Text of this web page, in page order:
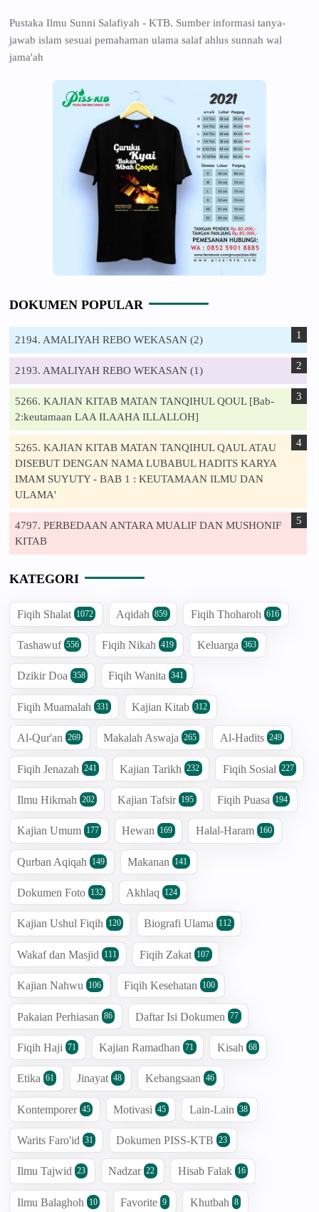
Pustaka Ilmu Sunni Salafiyah - KTB. Sumber informasi tanya-
jawab islam sesuai pemahaman ulama salaf ahlus sunnah wal
jama'ah
DOKUMEN POPULAR
2194. AMALIYAH REBO WEKASAN (2)
2193. AMALIYAH REBO WEKASAN (1)
5266. KAJIAN KITAB MATAN TANQIHUL QOUL [Bab-
2:keutamaan LAA ILAAHA ILLALLOH]
5265. KAJIAN KITAB MATAN TANQIHUL QAUL ATAU
DISEBUT DENGAN NAMA LUBABUL HADITS KARYA
IMAM SUYUTY - BAB 1 : KEUTAMAAN ILMU DAN
ULAMA'
4797. PERBEDAAN ANTARA MUALIF DAN MUSHONIF
KITAB
KATEGORI
Fiqih Shalat 1072 Aqidah 859 Fiqih Thoharoh 616
Tashawuf 556 Fiqih Nikah 419 Keluarga 363
Dzikir Doa 358 Fiqih Wanita 341
Fiqih Muamalah 331 Kajian Kitab 312
Al-Qur'an 269 Makalah Aswaja 265 Al-Hadits 249
Fiqih Jenazah 241 Kajian Tarikh 232 Fiqih Sosial 227
Ilmu Hikmah 202 Kajian Tafsir 195 Fiqih Puasa 194
Kajian Umum 177 Hewan 169 Halal-Haram 160
Qurban Aqiqah 149 Makanan 141
Dokumen Foto 132 Akhlaq 124
Kajian Ushul Fiqih 120 Biografi Ulama 112
Wakaf dan Masjid 111 Fiqih Zakat 107
Kajian Nahwu 106 Fiqih Kesehatan 100
Pakaian Perhiasan 86 Daftar Isi Dokumen 77
Fiqih Haji 71 Kajian Ramadhan 71 Kisah 68
Etika 61 Jinayat 48 Kebangsaan 46
Kontemporer 45 Motivasi 45 Lain-Lain 38
Warits Faro'id 31 Dokumen PISS-KTB 23
Ilmu Tajwid 23 Nadzar 22 Hisab Falak 16
Ilmu Balaghoh 10 Favorite 9 Khutbah 8